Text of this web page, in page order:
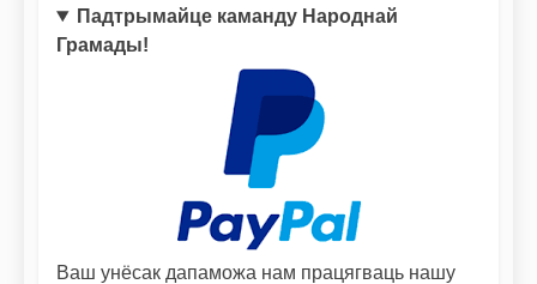
Падтрымайце каманду Народнай
Грамады!
Ваш унёсак дапаможа нам працягваць нашу